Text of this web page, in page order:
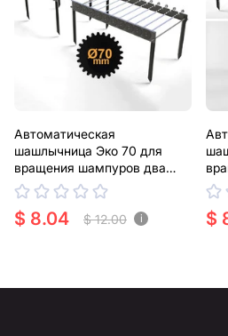
Автоматическая
шашлычница Эко 70 для
вращения шампуров два
размеры. DXF файлы для
лазерной, плазменной резки
$ 8.04 $ 12.00 i $